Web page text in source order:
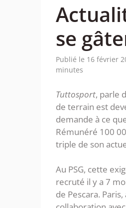
se
Publié le 16 février
minutes
Tuttosport, parle
de terrain est
demande à ce
Rémunéré 100
triple de son
Au PSG, cette
recruté il y a 7
de Pescara.